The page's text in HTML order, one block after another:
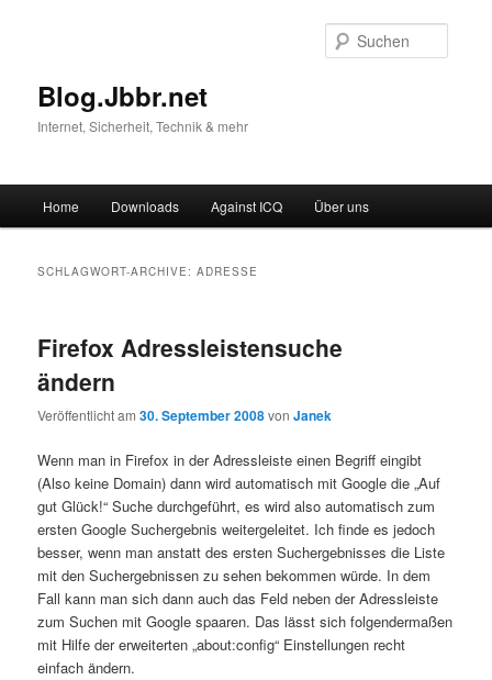
Blog.Jbbr.net
Internet, Sicherheit, Technik & mehr
Zum
Zum
wechseln
Home Downloads Against ICQ Über uns
SCHLAGWORT-ARCHIVE:ADRESSE
Firefox Adressleistensuche
ändern
Veröffentlicht am30. September 2008vonJanek
Wenn man in Firefox in der Adressleiste einen Begriff eingibt
(Also keine Domain) dann wird automatisch mit Google die „Auf
gut Glück!“ Suche durchgeführt, es wird also automatisch zum
ersten Google Suchergebnis weitergeleitet. Ich finde es jedoch
besser, wenn man anstatt des ersten Suchergebnisses die Liste
mit den Suchergebnissen zu sehen bekommen würde. In dem
Fall kann man sich dann auch das Feld neben der Adressleiste
zum Suchen mit Google spaaren. Das lässt sich folgendermaßen
mit Hilfe der erweiterten „about:config“ Einstellungen recht
einfach ändern.